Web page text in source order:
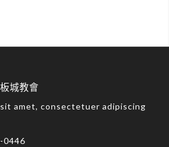
城教會
amet, consectetuer adipiscing
0446